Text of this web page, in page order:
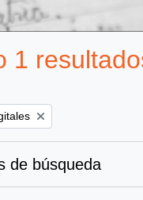
1
de búsqueda